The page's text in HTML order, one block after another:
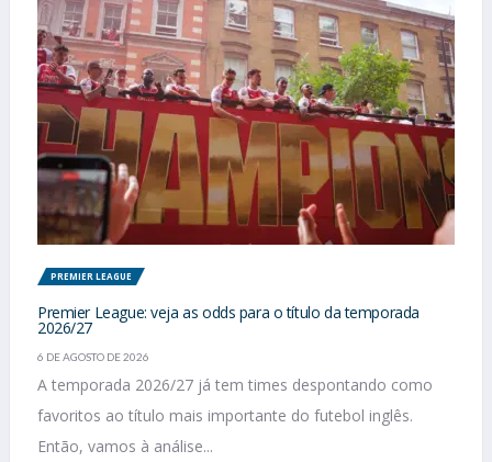
PREMIER LEAGUE
Premier League: veja as odds para o título da temporada
2026/27
6 DE AGOSTO DE 2026
A temporada 2026/27 já tem times despontando como
favoritos ao título mais importante do futebol inglês.
Então, vamos à análise...